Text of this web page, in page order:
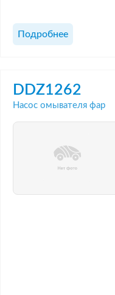
Подробнее
DDZ1262
Насос омывателя фар